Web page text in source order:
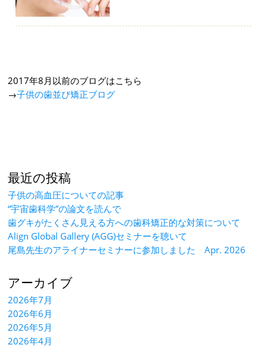
2017年8月以前のブログはこちら
→子供の歯並び矯正ブログ
最近の投稿
子供の高血圧についての記事
“宇宙歯科学”の論文を読んで
歯グキがたくさん見える方への歯科矯正的な対策について
Align Global Gallery (AGG)セミナーを聴いて
尾島先生のアライナーセミナーに参加しました Apr. 2026
アーカイブ
2026年7月
2026年6月
2026年5月
2026年4月